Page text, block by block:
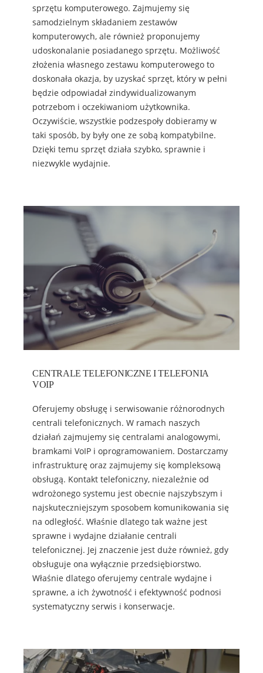
sprzętu komputerowego. Zajmujemy się
samodzielnym składaniem zestawów
komputerowych, ale również proponujemy
udoskonalanie posiadanego sprzętu. Możliwość
złożenia własnego zestawu komputerowego to
doskonała okazja, by uzyskać sprzęt, który w pełni
będzie odpowiadał zindywidualizowanym
potrzebom i oczekiwaniom użytkownika.
Oczywiście, wszystkie podzespoły dobieramy w
taki sposób, by były one ze sobą kompatybilne.
Dzięki temu sprzęt działa szybko, sprawnie i
niezwykle wydajnie.
CENTRALE TELEFONICZNE I TELEFONIA
VOIP
Oferujemy obsługę i serwisowanie różnorodnych
centrali telefonicznych. W ramach naszych
działań zajmujemy się centralami analogowymi,
bramkami VoIP i oprogramowaniem. Dostarczamy
infrastrukturę oraz zajmujemy się kompleksową
obsługą. Kontakt telefoniczny, niezależnie od
wdrożonego systemu jest obecnie najszybszym i
najskuteczniejszym sposobem komunikowania się
na odległość. Właśnie dlatego tak ważne jest
sprawne i wydajne działanie centrali
telefonicznej. Jej znaczenie jest duże również, gdy
obsługuje ona wyłącznie przedsiębiorstwo.
Właśnie dlatego oferujemy centrale wydajne i
sprawne, a ich żywotność i efektywność podnosi
systematyczny serwis i konserwacje.